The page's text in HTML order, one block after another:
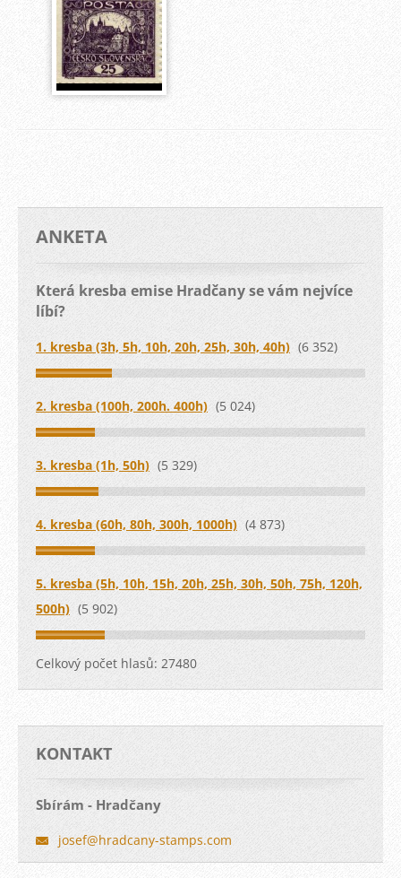
ANKETA
Která kresba emise Hradčany se vám nejvíce
líbí?
1. kresba (3h, 5h, 10h, 20h, 25h, 30h, 40h) (6 352)
2. kresba (100h, 200h. 400h) (5 024)
3. kresba (1h, 50h) (5 329)
4. kresba (60h, 80h, 300h, 1000h) (4 873)
5. kresba (5h, 10h, 15h, 20h, 25h, 30h, 50h, 75h, 120h,
500h) (5 902)
Celkový počet hlasů: 27480
KONTAKT
Sbírám - Hradčany
josef@hradcany-stamps.com